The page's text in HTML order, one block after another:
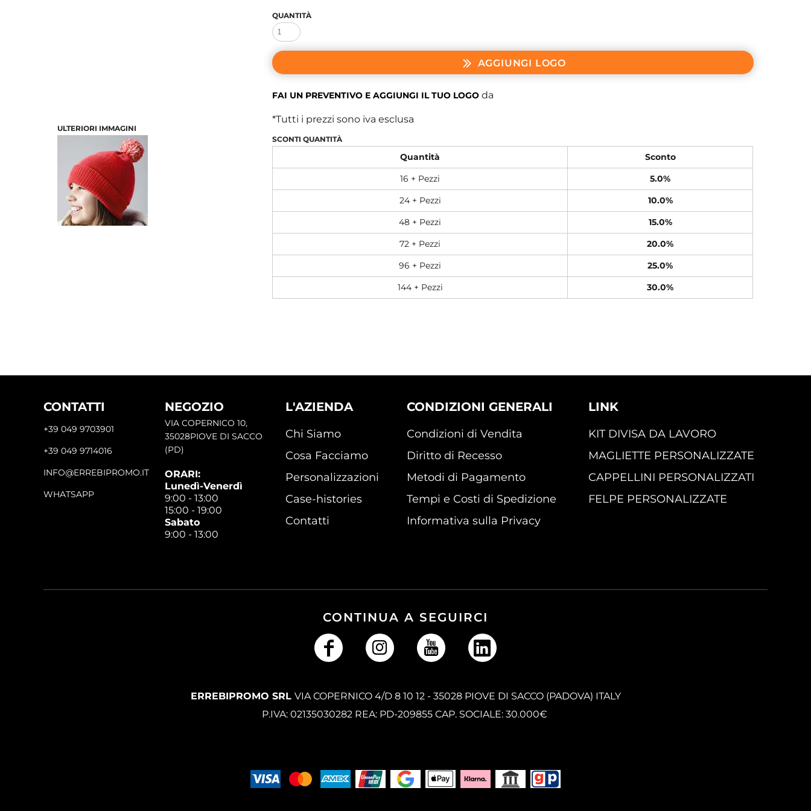
ULTERIORI IMMAGINI
QUANTITÀ
AGGIUNGI LOGO
FAI UN PREVENTIVO E AGGIUNGI IL TUO LOGO da
*Tutti i prezzi sono iva esclusa
SCONTI QUANTITÀ
Quantità
Sconto
16 + Pezzi
5.0%
24 + Pezzi
10.0%
48 + Pezzi
15.0%
72 + Pezzi
20.0%
96 + Pezzi
25.0%
144 + Pezzi
30.0%
CONTATTI
+39 049 9703901
+39 049 9714016
INFO@ERREBIPROMO.IT
WHATSAPP
NEGOZIO
VIA COPERNICO 10,
35028PIOVE DI SACCO
(PD)
ORARI:
Lunedì-Venerdì
9:00 - 13:00
15:00 - 19:00
Sabato
9:00 - 13:00
L'AZIENDA
Chi Siamo
Cosa Facciamo
Personalizzazioni
Case-histories
Contatti
CONDIZIONI GENERALI
Condizioni di Vendita
Diritto di Recesso
Metodi di Pagamento
Tempi e Costi di Spedizione
Informativa sulla Privacy
LINK
KIT DIVISA DA LAVORO
MAGLIETTE PERSONALIZZATE
CAPPELLINI PERSONALIZZATI
FELPE PERSONALIZZATE
CONTINUA A SEGUIRCI
ERREBIPROMO SRL VIA COPERNICO 4/D 8 10 12 - 35028 PIOVE DI SACCO (PADOVA) ITALY
P.IVA: 02135030282 REA: PD-209855 CAP. SOCIALE: 30.000€